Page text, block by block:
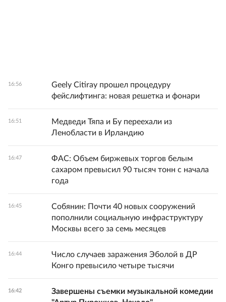
16:56
Geely Citiray прошел процедуру
фейслифтинга: новая решетка и фонари
16:51
Медведи Тяпа и Бу переехали из
Ленобласти в Ирландию
16:47
ФАС: Объем биржевых торгов белым
сахаром превысил 90 тысяч тонн с начала
года
16:45
Собянин: Почти 40 новых сооружений
пополнили социальную инфраструктуру
Москвы всего за семь месяцев
16:44
Число случаев заражения Эболой в ДР
Конго превысило четыре тысячи
16:42
Завершены съемки музыкальной комедии